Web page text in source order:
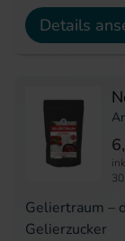
Details
Geliertraum –
Gelierzucker